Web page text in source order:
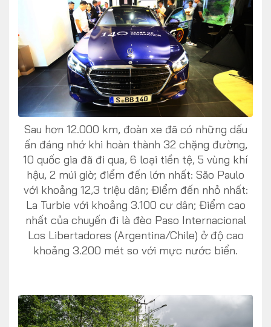
Sau hơn 12.000 km, đoàn xe đã có những dấu
ấn đáng nhớ khi hoàn thành 32 chặng đường,
10 quốc gia đã đi qua, 6 loại tiền tệ, 5 vùng khí
hậu, 2 múi giờ; điểm đến lớn nhất: São Paulo
với khoảng 12,3 triệu dân; Điểm đến nhỏ nhất:
La Turbie với khoảng 3.100 cư dân; Điểm cao
nhất của chuyến đi là đèo Paso Internacional
Los Libertadores (Argentina/Chile) ở độ cao
khoảng 3.200 mét so với mực nước biển.